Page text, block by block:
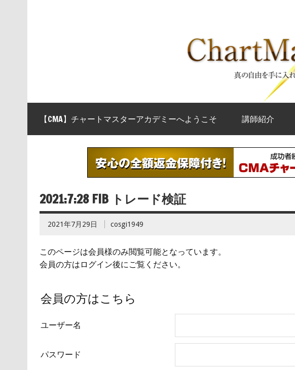
【CMA】チャートマスターアカデミーへようこそ 講師紹介
2021:7:28 FIB トレード検証
2021年7月29日 cosgi1949
このページは会員様のみ閲覧可能となっています。
会員の方はログイン後にご覧ください。
会員の方はこちら
ユーザー名
パスワード